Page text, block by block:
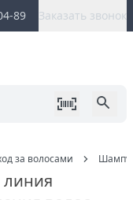
89 Заказать звонок
за волосами
линия